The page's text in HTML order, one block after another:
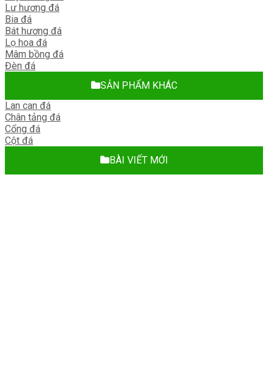
Lư hương đá
Bia đá
Bát hương đá
Lọ hoa đá
Mâm bồng đá
Đèn đá
SẢN PHẨM KHÁC
Lan can đá
Chân tảng đá
Cổng đá
Cột đá
BÀI VIẾT MỚI